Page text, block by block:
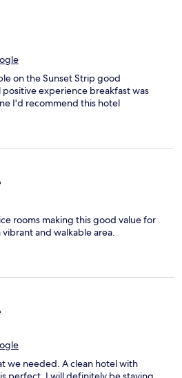
on the Sunset Strip good
experience breakfast was
I'd recommend this hotel
rooms making this good value for
and walkable area.
we needed. A clean hotel with